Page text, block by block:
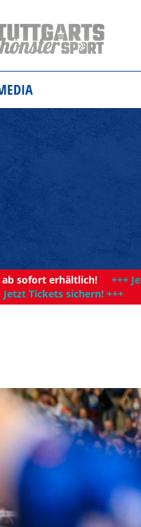
ab sofort erhältlich! +++
Jetzt Tickets sichern! +++